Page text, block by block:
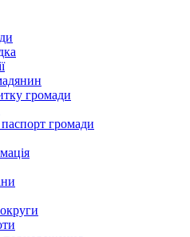
громади
громади